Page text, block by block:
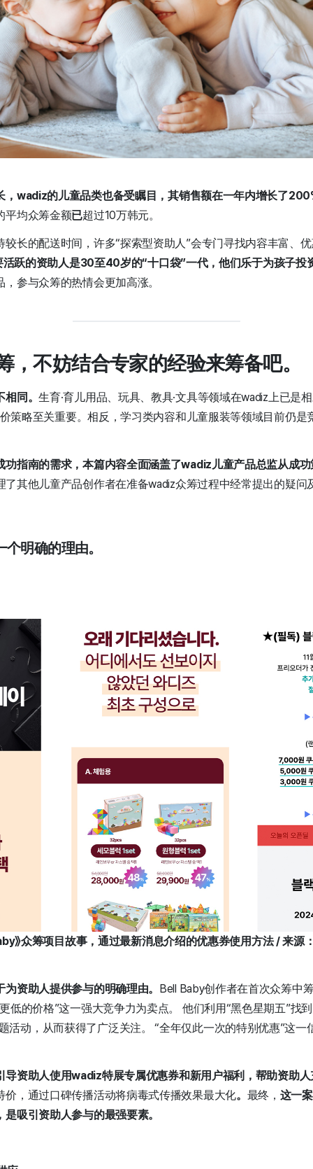
，wadiz的儿童品类也备受瞩目，其销售额在一年内增长了
平均众筹金额已超过10万韩元。
较长的配送时间，许多“探索型资助人”会专门寻找内容丰富、
跃的资助人是30至40岁的“十口袋”一代，他们乐于为孩子投
，参与众筹的热情会更加高涨。
，不妨结合专家的经验来筹备吧。
相同。生育·育儿用品、玩具、教具·文具等领域在wadiz上已是
策略至关重要。相反，学习类内容和儿童服装等领域目前仍是
功指南的需求，本篇内容全面涵盖了wadiz儿童产品总监从成
了其他儿童产品创作者在准备wadiz众筹过程中经常提出的疑问
明确的理由。
》众筹项目故事，通过最新消息介绍的优惠券使用方法 / 来源
资助人提供参与的明确理由。 Bell Baby创作者在首次众筹中
低的价格”这一强大竞争力为卖点。 他们利用“黑色星期五”找
活动，从而获得了广泛关注。 “全年仅此一次的特别优惠”这
导资助人使用wadiz特展专属优惠券和新用户福利，帮助资助
价，通过口碑传播活动将病毒式传播效果最大化。 最终， 这一
吸引资助人参与的最强要素。